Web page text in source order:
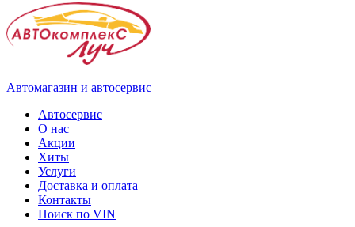
Автомагазин и автосервис
Автосервис
О нас
Акции
Хиты
Услуги
Доставка и оплата
Контакты
Поиск по VIN